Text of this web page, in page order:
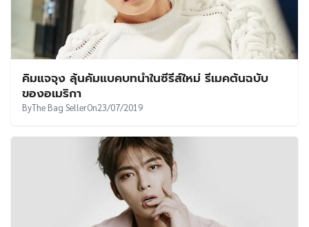
คิมแจจุง ลุ้นคัมแบคบทนำในซีรีส์ใหม่ รีเมคต้นฉบับ
ของอเมริกา
ByThe Bag SellerOn23/07/2019